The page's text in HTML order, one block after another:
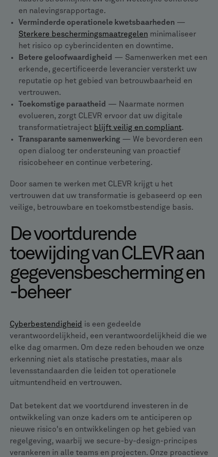
en nalevingsrapportage.
Verminderde operationele kwetsbaarheden —
Sterkere beschermingsmaatregelen minimaliseer
het risico op cyberincidenten en downtime.
Betere geloofwaardigheid — Samenwerken met een
erkende, gecertificeerde leverancier versterkt uw
reputatie op het gebied van betrouwbaarheid en
vertrouwen.
Toekomstige paraatheid — Naarmate normen
evolueren, zorgt CLEVR ervoor dat uw digitale
transformatietraject blijft veilig en compliant.
Transparante samenwerking — We bevorderen een
open dialoog ter ondersteuning van proactief
risicobeheer en continue verbetering.
Door samen te werken met CLEVR krijgt u het
vertrouwen dat uw transformatie is gebaseerd op een
veilige, betrouwbare en toekomstbestendige basis.
De voortdurende
toewijding van CLEVR aan
gegevensbescherming en
-beheer
Cyberbestendigheid is een gedeelde
verantwoordelijkheid, een verantwoordelijkheid die we
elke dag omarmen. Om deze reden behouden we onze
erkenning niet als statische prestaties, maar als
levensstandaarden die leiden tot operationele
uitmuntendheid en vertrouwen.
Dat betekent dat we voortdurend investeren in de
ontwikkeling van onze kaders om te anticiperen op
nieuwe risico's en ontwikkelingen op het gebied van
regelgeving, waarbij we secure-by-design-principes
verankeren in alle teams en projecten. Onze proactieve